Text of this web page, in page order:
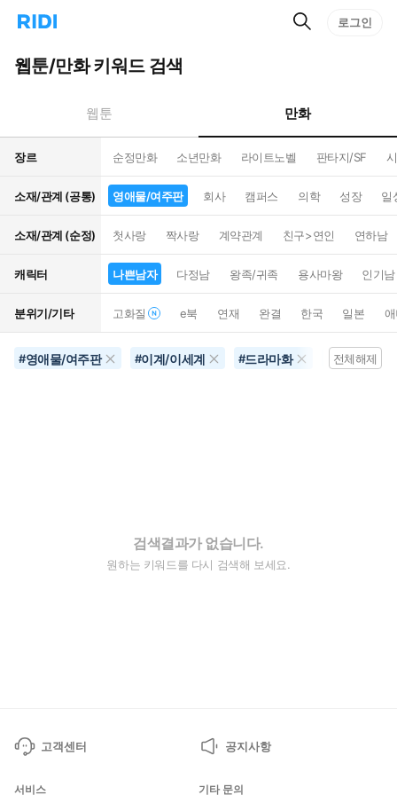
리
홈
으
턴
트
검
로그인
웹툰/만화 키워드 검색
웹툰 만화
장르 순정만화 소년만화 라이트노벨 판타지/SF
소재/관계 (공통) 영애물/여주판 회사 캠퍼스 의학 성장 일
소재/관계 (순정) 첫사랑 짝사랑 계약관계 친구>연인 연하남
캐릭터 나쁜남자 다정남 왕족/귀족 용사마왕 인기남
분위기/기타 고화질 e북 연재 완결 한국 일본
#영애물/여주판 #이계/이세계 #드라마화 별점100개
전체해제
검색결과가 없습니다.
원하는 키워드를 다시 검색해 보세요.
고객센터 공지사항
서비스 기타 문의